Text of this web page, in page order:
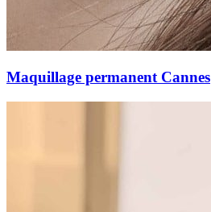
Maquillage permanent Cannes